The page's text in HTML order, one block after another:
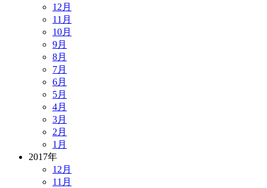
12月
11月
10月
9月
8月
7月
6月
5月
4月
3月
2月
1月
2017年
12月
11月